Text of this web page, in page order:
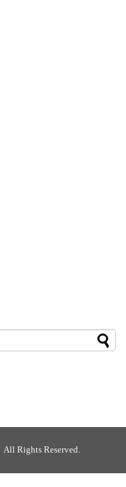
All Rights Reserved.